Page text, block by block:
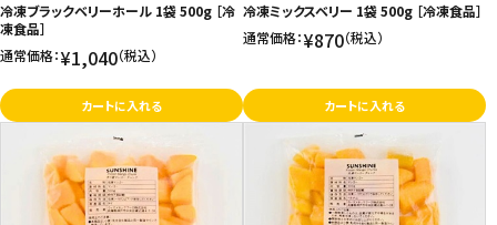
冷凍ブラックベリーホール 1袋 500g ［冷
凍食品］
通常価格：¥1,040（税込）
カートに入れる
冷凍ミックスベリー 1袋 500g ［冷凍食品］
通常価格：¥870（税込）
カートに入れる